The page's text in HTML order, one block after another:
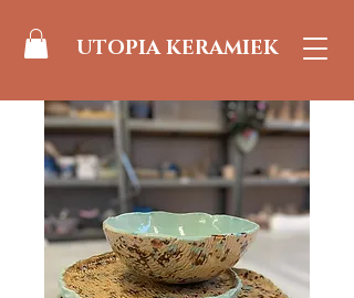
UTOPIA KERAMIEK